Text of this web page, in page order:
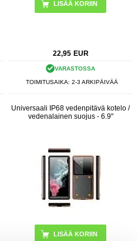
22,95 EUR
VARASTOSSA
TOIMITUSAIKA: 2-3 ARKIPÄIVÄÄ
Universaali IP68 vedenpitävä kotelo /
vedenalainen suojus - 6.9"
LISÄÄ KORIIN